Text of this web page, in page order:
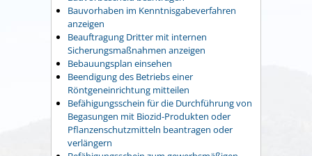
Bauvorhaben im Kenntnisgabeverfahren
anzeigen
Beauftragung Dritter mit internen
Sicherungsmaßnahmen anzeigen
Bebauungsplan einsehen
Beendigung des Betriebs einer
Röntgeneinrichtung mitteilen
Befähigungsschein für die Durchführung von
Begasungen mit Biozid-Produkten oder
Pflanzenschutzmitteln beantragen oder
verlängern